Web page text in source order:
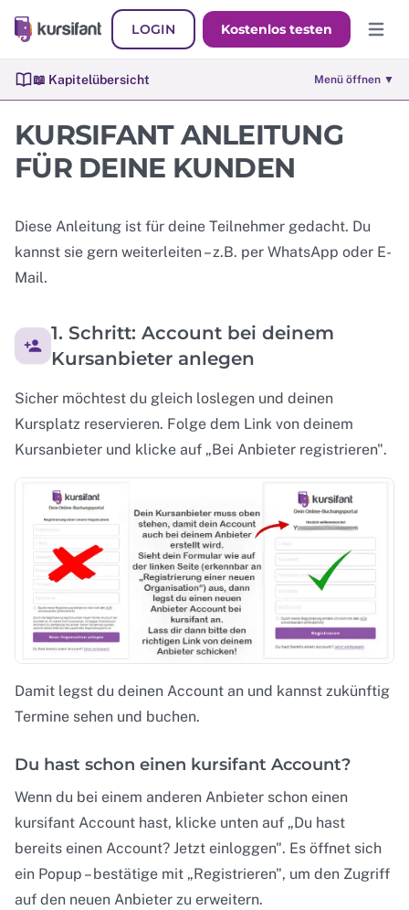
LOGIN Kostenlos testen
📖 Kapitelübersicht Menü öffnen ▼
KURSIFANT ANLEITUNG
FÜR DEINE KUNDEN
Diese Anleitung ist für deine Teilnehmer gedacht. Du
kannst sie gern weiterleiten – z.B. per WhatsApp oder E-
Mail.
1. Schritt: Account bei deinem
Kursanbieter anlegen
Sicher möchtest du gleich loslegen und deinen
Kursplatz reservieren. Folge dem Link von deinem
Kursanbieter und klicke auf „Bei Anbieter registrieren".
Damit legst du deinen Account an und kannst zukünftig
Termine sehen und buchen.
Du hast schon einen kursifant Account?
Wenn du bei einem anderen Anbieter schon einen
kursifant Account hast, klicke unten auf „Du hast
bereits einen Account? Jetzt einloggen". Es öffnet sich
ein Popup – bestätige mit „Registrieren", um den Zugriff
auf den neuen Anbieter zu erweitern.